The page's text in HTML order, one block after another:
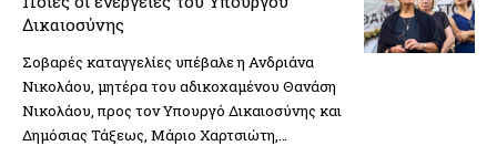
Δικαιοσύνης
Σοβαρές καταγγελίες υπέβαλε η Ανδριάνα
Νικολάου, μητέρα του αδικοχαμένου Θανάση
Νικολάου, προς τον Υπουργό Δικαιοσύνης και
Δημόσιας Τάξεως, Μάριο Χαρτσιώτη,…